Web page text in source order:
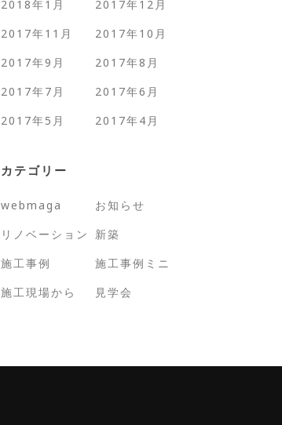
2018年1月
2017年12月
2017年11月
2017年10月
2017年9月
2017年8月
2017年7月
2017年6月
2017年5月
2017年4月
カテゴリー
webmaga
お知らせ
リノベーション
新築
施工事例
施工事例ミニ
施工現場から
見学会